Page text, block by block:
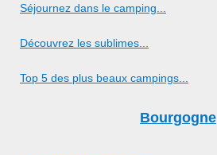
Séjournez dans le camping...
Découvrez les sublimes...
Top 5 des plus beaux campings...
Bourgogne